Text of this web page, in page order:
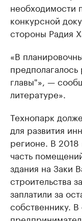
необходимости
конкурсной
стороны Радия
«В
главы"», —
литературе».
Технопарк
для развития
регионе. В 2018
часть
здания на Заки
строительства
заплатили за
собственнику.